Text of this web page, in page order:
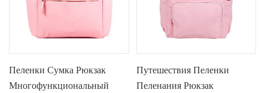
Пеленки Сумка Рюкзак
Многофункциональный
Путешествия Пеленки
Пеленания Рюкзак